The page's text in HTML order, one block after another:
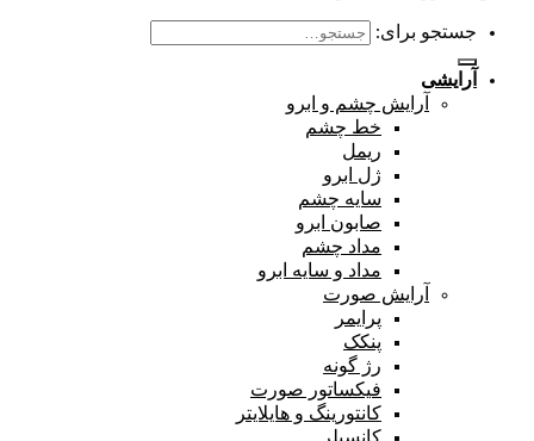
جستجو برای:
آرایشی
آرایش چشم و ابرو
خط چشم
ریمل
ژل ابرو
سایه چشم
صابون ابرو
مداد چشم
مداد و سایه ابرو
آرایش صورت
پرایمر
پنکک
رژ گونه
فیکساتور صورت
کانتورینگ و هایلایتر
کانسیلر